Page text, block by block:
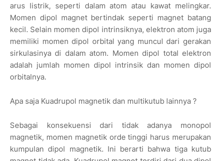
arus listrik, seperti dalam atom atau kawat melingkar.
Momen dipol magnet bertindak seperti magnet batang
kecil. Selain momen dipol intrinsiknya, elektron atom juga
memiliki momen dipol orbital yang muncul dari gerakan
sirkulasinya di dalam atom. Momen dipol total elektron
adalah jumlah momen dipol intrinsik dan momen dipol
orbitalnya.
Apa saja Kuadrupol magnetik dan multikutub lainnya ?
Sebagai konsekuensi dari tidak adanya monopol
magnetik, momen magnetik orde tinggi harus merupakan
kumpulan dipol magnetik. Ini berarti bahwa tiga kutub